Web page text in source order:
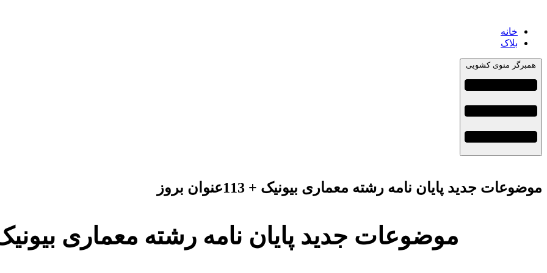
خانه
بلاک
همبرگر منوی کشویی
موضوعات جدید پایان نامه رشته معماری بیونیک + 113عنوان بروز
موضوعات جدید پایان نامه رشته معماری بیونیک + 113 عنوان